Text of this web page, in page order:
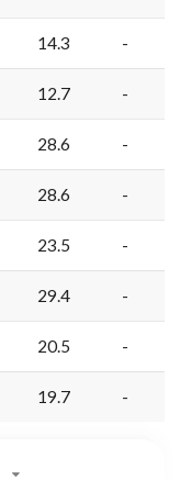
14.3 -
12.7 -
28.6 -
28.6 -
23.5 -
29.4 -
20.5 -
19.7 -